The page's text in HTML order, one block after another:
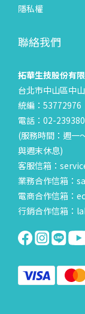
隱私權
聯絡我們
拓華生技股份有
台北市中山區中
統編：53772976
電話：02-
(服務時間：週一
與週末休息)
客服信箱：
業務合作信箱：
電商合作信箱：
行銷合作信箱